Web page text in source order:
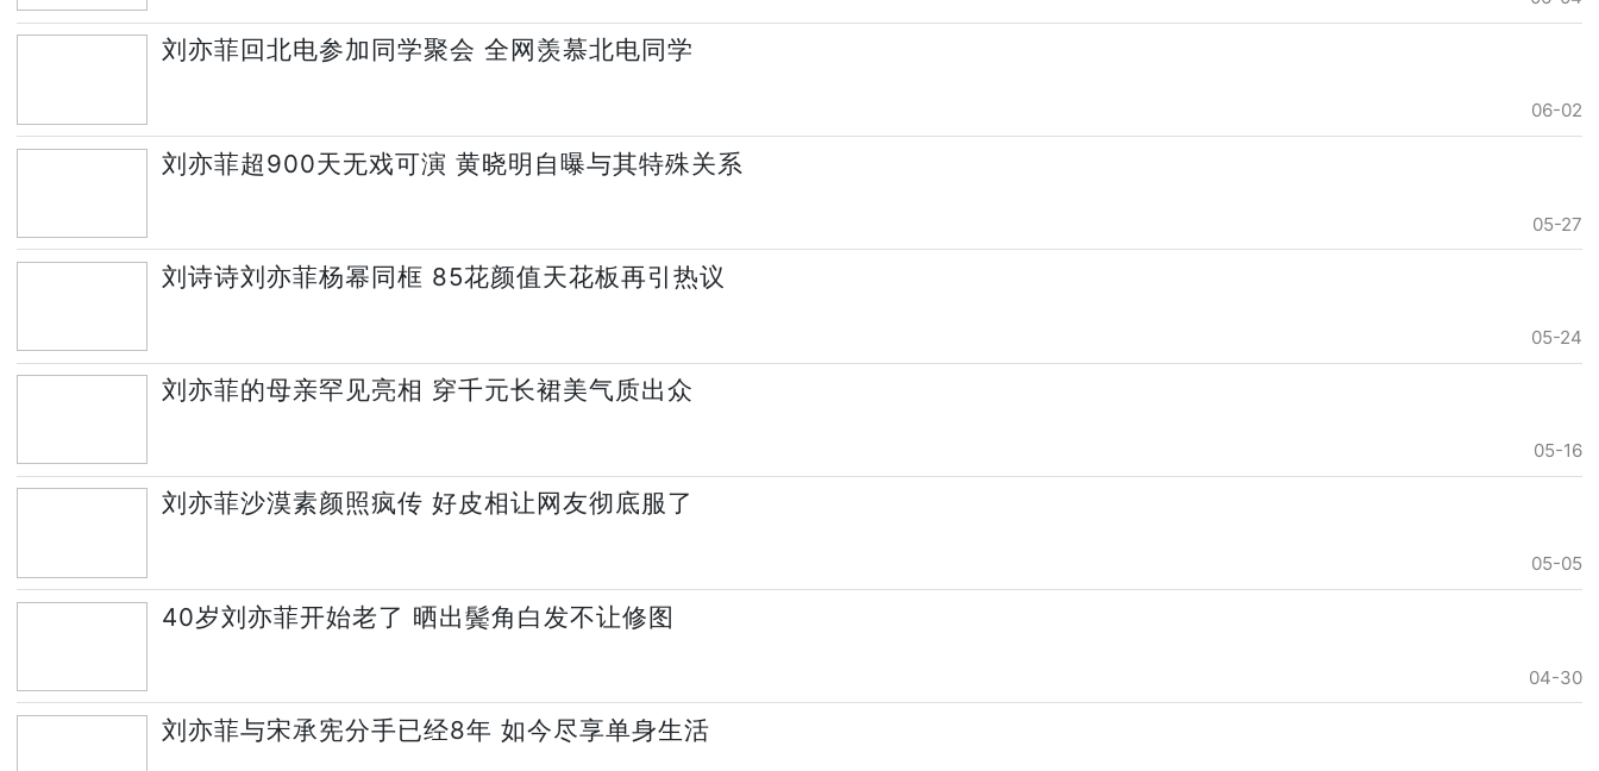
刘亦菲回北电参加同学聚会 全网羡慕北电同学
06-02
刘亦菲超900天无戏可演 黄晓明自曝与其特殊关系
05-27
刘诗诗刘亦菲杨幂同框 85花颜值天花板再引热议
05-24
刘亦菲的母亲罕见亮相 穿千元长裙美气质出众
05-16
刘亦菲沙漠素颜照疯传 好皮相让网友彻底服了
05-05
40岁刘亦菲开始老了 晒出鬓角白发不让修图
04-30
刘亦菲与宋承宪分手已经8年 如今尽享单身生活